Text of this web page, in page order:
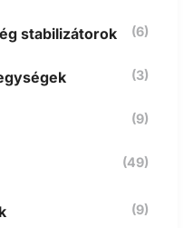
stabilizátorok (6)
(3)
(9)
(49)
(9)